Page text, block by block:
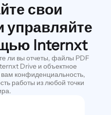
свои
управляйте
Internxt
ли вы отчеты, файлы PDF
Drive и объектное
конфиденциальность,
работы из любой точки